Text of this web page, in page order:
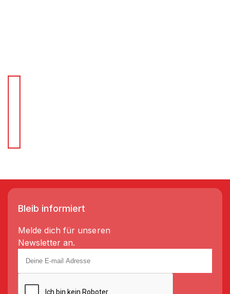
Bleib informiert
Melde dich für unseren
Newsletter an.